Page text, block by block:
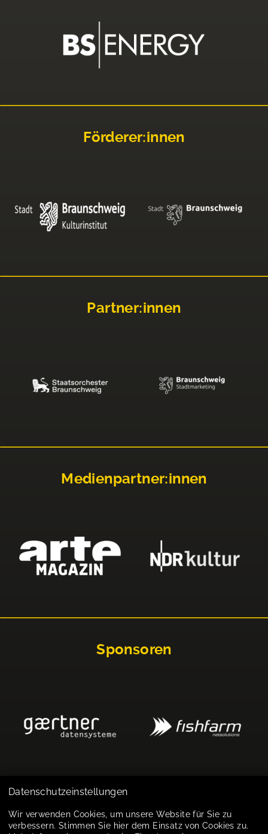
Förderer:innen
Partner:innen
Medienpartner:innen
Sponsoren
Impressum
Datenschutzeinstellungen
Wir verwenden Cookies, um unsere Website für Sie zu
verbessern. Stimmen Sie hier dem Einsatz von Cookies zu.